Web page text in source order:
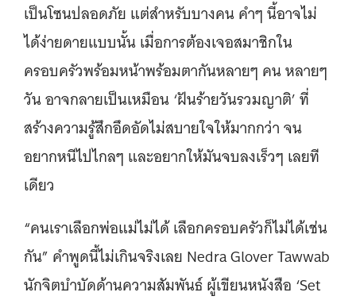
เป็นโซนปลอดภัย แต่สำหรับบางคน คำๆ นี้อาจไม่
ได้ง่ายดายแบบนั้น เมื่อการต้องเจอสมาชิกใน
ครอบครัวพร้อมหน้าพร้อมตากันหลายๆ คน หลายๆ
วัน อาจกลายเป็นเหมือน ‘ฝันร้ายวันรวมญาติ’ ที่
สร้างความรู้สึกอึดอัดไม่สบายใจให้มากกว่า จน
อยากหนีไปไกลๆ และอยากให้มันจบลงเร็วๆ เลยที
เดียว
“คนเราเลือกพ่อแม่ไม่ได้ เลือกครอบครัวก็ไม่ได้เช่น
กัน” คำพูดนี้ไม่เกินจริงเลย Nedra Glover Tawwab
นักจิตบำบัดด้านความสัมพันธ์ ผู้เขียนหนังสือ ‘Set